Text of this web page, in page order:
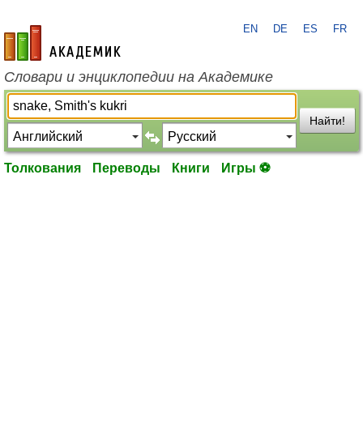
academic.ru
EN DE ES FR
Словари и энциклопедии на Академике
Найти!
Толкования Переводы Книги Игры ⚽